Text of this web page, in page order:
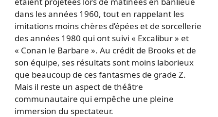
dans les années 1960, tout en rappelant les
imitations moins chères d’épées et de sorcellerie
des années 1980 qui ont suivi « Excalibur » et
« Conan le Barbare ». Au crédit de Brooks et de
son équipe, ses résultats sont moins laborieux
que beaucoup de ces fantasmes de grade Z.
Mais il reste un aspect de théâtre
communautaire qui empêche une pleine
immersion du spectateur.